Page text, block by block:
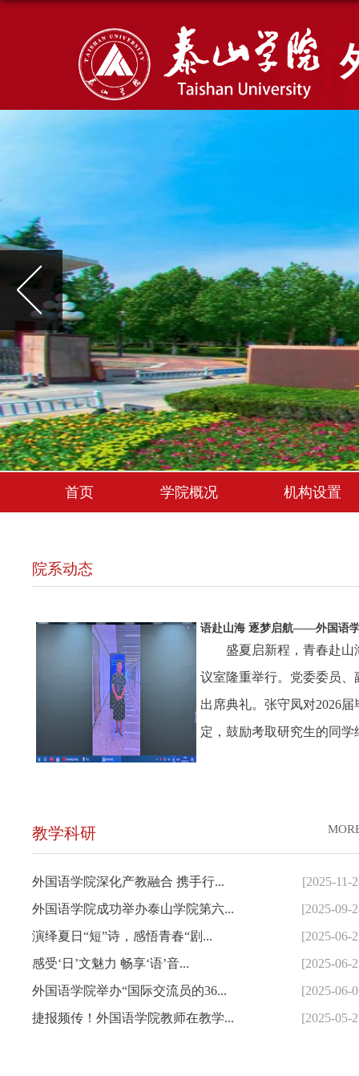
首页 学院概况 机构设置
院系动态
语赴山海 逐梦启航——外国语
盛夏启新程，青春赴山
议室隆重举行。党委委员
出席典礼。张守凤对2026
定，鼓励考取研究生的同
教学科研
外国语学院深化产教融合 携手行...
[2025-11-
外国语学院成功举办泰山学院第六...
[2025-09-
演绎夏日“短”诗，感悟青春“剧...
[2025-06-
感受‘日’文魅力 畅享‘语’音...
[2025-06-
外国语学院举办“国际交流员的36...
[2025-06-
捷报频传！外国语学院教师在教学...
[2025-05-